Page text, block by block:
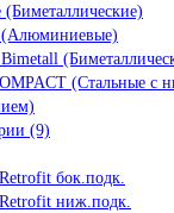
(Биметаллические)
(Алюминиевые)
(Стальные с
(9)
бок.подк.
ниж.подк.